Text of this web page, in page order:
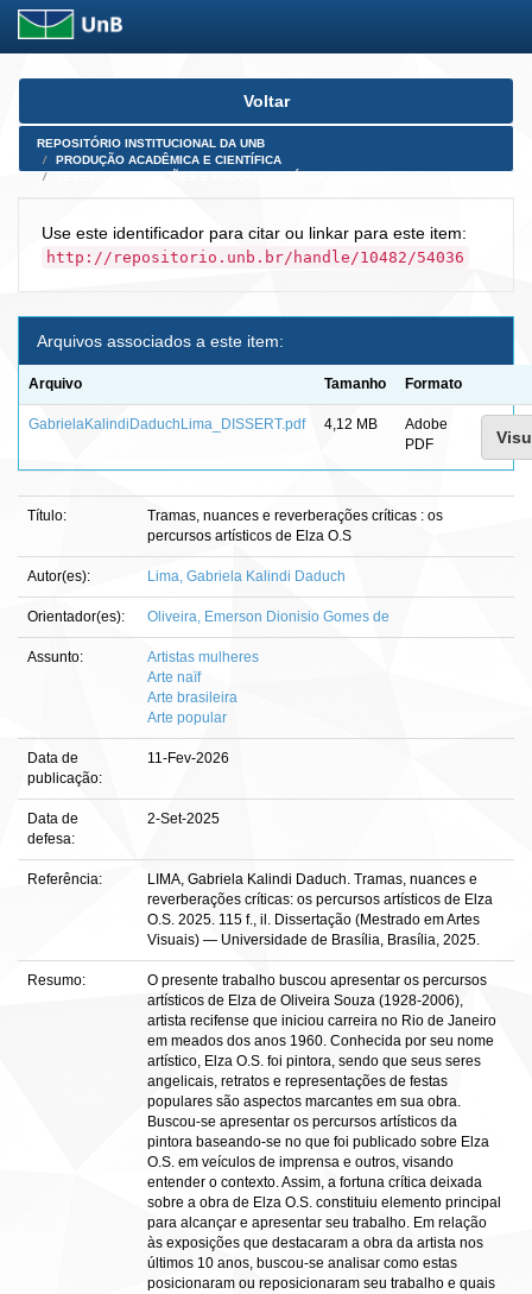
Skip
Voltar
REPOSITÓRIO INSTITUCIONAL DA UNB
PRODUÇÃO ACADÊMICA E CIENTÍFICA
Use este identificador para citar ou linkar para este item:
http://repositorio.unb.br/handle/10482/54036
Arquivos associados a este item:
Arquivo Tamanho Formato
GabrielaKalindiDaduchLima_DISSERT.pdf 4,12 MB
Adobe
PDF
Título:
Tramas, nuances e reverberações críticas : os
percursos artísticos de Elza O.S
Autor(es): Lima, Gabriela Kalindi Daduch
Orientador(es): Oliveira, Emerson Dionisio Gomes de
Assunto:
Artistas mulheres
Arte naïf
Arte brasileira
Arte popular
Data de
publicação:
11-Fev-2026
Data de
defesa:
2-Set-2025
Referência:
LIMA, Gabriela Kalindi Daduch. Tramas, nuances e
reverberações críticas: os percursos artísticos de Elza
O.S. 2025. 115 f., il. Dissertação (Mestrado em Artes
Visuais) — Universidade de Brasília, Brasília, 2025.
Resumo:
O presente trabalho buscou apresentar os percursos
artísticos de Elza de Oliveira Souza (1928-2006),
artista recifense que iniciou carreira no Rio de Janeiro
em meados dos anos 1960. Conhecida por seu nome
artístico, Elza O.S. foi pintora, sendo que seus seres
angelicais, retratos e representações de festas
populares são aspectos marcantes em sua obra.
Buscou-se apresentar os percursos artísticos da
pintora baseando-se no que foi publicado sobre Elza
O.S. em veículos de imprensa e outros, visando
entender o contexto. Assim, a fortuna crítica deixada
sobre a obra de Elza O.S. constituiu elemento principal
para alcançar e apresentar seu trabalho. Em relação
às exposições que destacaram a obra da artista nos
últimos 10 anos, buscou-se analisar como estas
posicionaram ou reposicionaram seu trabalho e quais